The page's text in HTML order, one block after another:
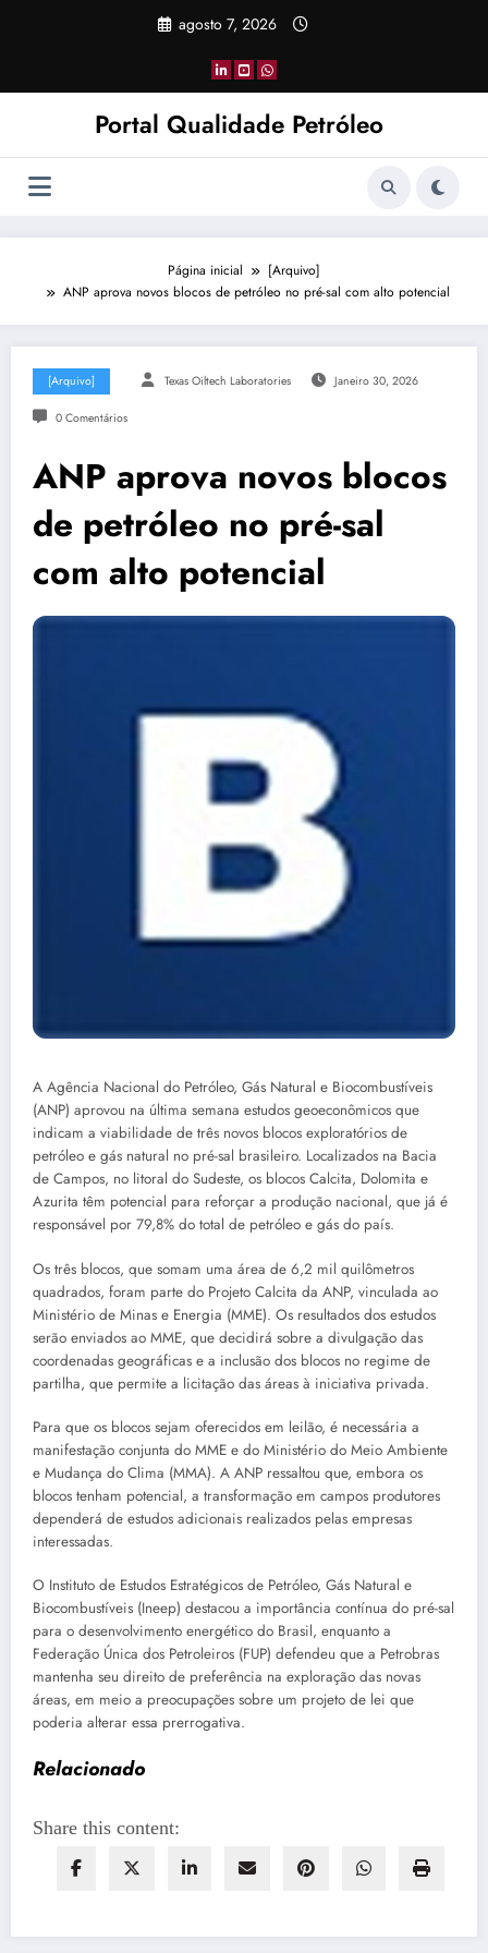
agosto 7, 2026
Portal Qualidade Petróleo
Página inicial
[Arquivo]
ANP aprova novos blocos de petróleo no pré-sal com alto potencial
[Arquivo] Texas Oiltech Laboratories Janeiro 30, 2026
0 Comentários
ANP aprova novos blocos
de petróleo no pré-sal
com alto potencial
A Agência Nacional do Petróleo, Gás Natural e Biocombustíveis
(ANP) aprovou na última semana estudos geoeconômicos que
indicam a viabilidade de três novos blocos exploratórios de
petróleo e gás natural no pré-sal brasileiro. Localizados na Bacia
de Campos, no litoral do Sudeste, os blocos Calcita, Dolomita e
Azurita têm potencial para reforçar a produção nacional, que já é
responsável por 79,8% do total de petróleo e gás do país.
Os três blocos, que somam uma área de 6,2 mil quilômetros
quadrados, foram parte do Projeto Calcita da ANP, vinculada ao
Ministério de Minas e Energia (MME). Os resultados dos estudos
serão enviados ao MME, que decidirá sobre a divulgação das
coordenadas geográficas e a inclusão dos blocos no regime de
partilha, que permite a licitação das áreas à iniciativa privada.
Para que os blocos sejam oferecidos em leilão, é necessária a
manifestação conjunta do MME e do Ministério do Meio Ambiente
e Mudança do Clima (MMA). A ANP ressaltou que, embora os
blocos tenham potencial, a transformação em campos produtores
dependerá de estudos adicionais realizados pelas empresas
interessadas.
O Instituto de Estudos Estratégicos de Petróleo, Gás Natural e
Biocombustíveis (Ineep) destacou a importância contínua do pré-sal
para o desenvolvimento energético do Brasil, enquanto a
Federação Única dos Petroleiros (FUP) defendeu que a Petrobras
mantenha seu direito de preferência na exploração das novas
áreas, em meio a preocupações sobre um projeto de lei que
poderia alterar essa prerrogativa.
Relacionado
Share this content: